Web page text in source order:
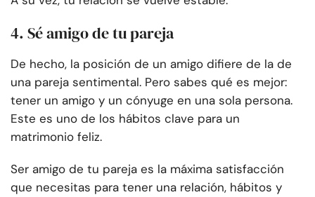
4. Sé amigo de tu pareja
De hecho, la posición de un amigo difiere de la de
una pareja sentimental. Pero sabes qué es mejor:
tener un amigo y un cónyuge en una sola persona.
Este es uno de los hábitos clave para un
matrimonio feliz.
Ser amigo de tu pareja es la máxima satisfacción
que necesitas para tener una relación, hábitos y